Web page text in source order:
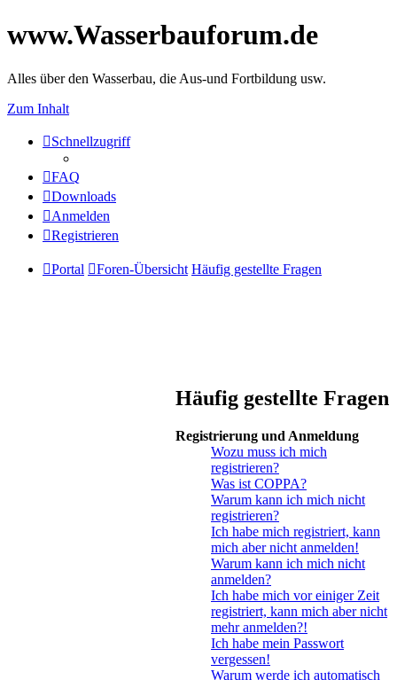
www.Wasserbauforum.de
Alles über den Wasserbau, die Aus-und Fortbildung usw.
Zum Inhalt
Schnellzugriff
FAQ
Downloads
Anmelden
Registrieren
Portal Foren-Übersicht Häufig gestellte Fragen
Häufig gestellte Fragen
Registrierung und Anmeldung
Wozu muss ich mich
registrieren?
Was ist COPPA?
Warum kann ich mich nicht
registrieren?
Ich habe mich registriert, kann
mich aber nicht anmelden!
Warum kann ich mich nicht
anmelden?
Ich habe mich vor einiger Zeit
registriert, kann mich aber nicht
mehr anmelden?!
Ich habe mein Passwort
vergessen!
Warum werde ich automatisch